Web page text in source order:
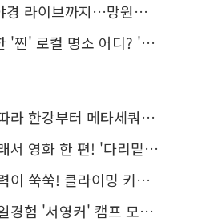
브까지…망원한강공원 알짜 코스
명소 어디? '서울에디션25' 추천 코스
메타세쿼이아 숲길까지…서울둘레길 15코스
한 편! '다리밑 영화관' 무료 상영
클라이밍 키즈카페·어린이 체력장
'서영커' 캠프 모집…전액 무료